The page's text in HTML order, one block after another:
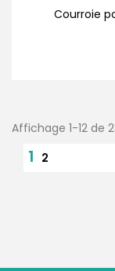
Courroie
Affichage 1-12 de
1 2